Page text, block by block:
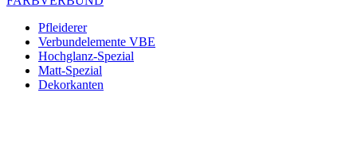
Pfleiderer
Verbundelemente VBE
Hochglanz-Spezial
Matt-Spezial
Dekorkanten